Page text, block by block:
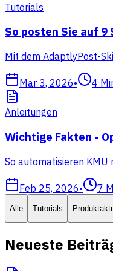
Tutorials
So posten Sie auf
Mit dem AdaptlyPost-
Mar 3, 2026• 4
Anleitungen
Wichtige Fakten -
So automatisieren KMU
Feb 25, 2026• 7
Alle Tutorials
Neueste